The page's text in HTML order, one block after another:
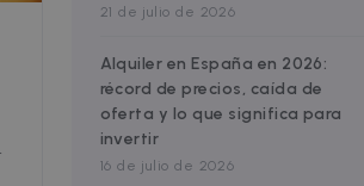
21 de julio de 2026
Alquiler en España en 2026:
récord de precios, caída de
oferta y lo que significa para
invertir
16 de julio de 2026
to identify trusted